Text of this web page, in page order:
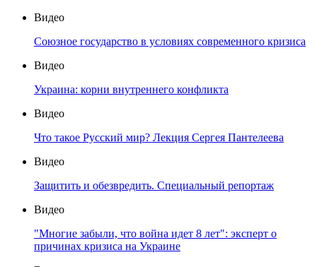
Видео
Союзное государство в условиях современного кризиса
Видео
Украина: корни внутреннего конфликта
Видео
Что такое Русский мир? Лекция Сергея Пантелеева
Видео
Защитить и обезвредить. Специальный репортаж
Видео
"Многие забыли, что война идет 8 лет": эксперт о
причинах кризиса на Украине